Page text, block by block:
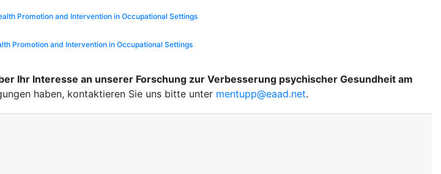
Promotion and Intervention in Occupational Settings
Promotion and Intervention in Occupational Settings
Ihr Interesse an unserer Forschung zur Verbesserung psychischer Gesundheit am
haben, kontaktieren Sie uns bitte unter mentupp@eaad.net.